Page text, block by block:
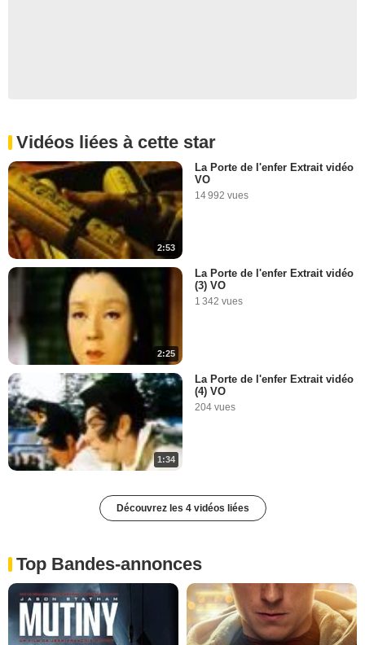
Vidéos liées à cette star
2:53
La Porte de l'enfer Extrait vidéo
VO
14 992 vues
2:25
La Porte de l'enfer Extrait vidéo
(3) VO
1 342 vues
1:34
La Porte de l'enfer Extrait vidéo
(4) VO
204 vues
Découvrez les 4 vidéos liées
Top Bandes-annonces